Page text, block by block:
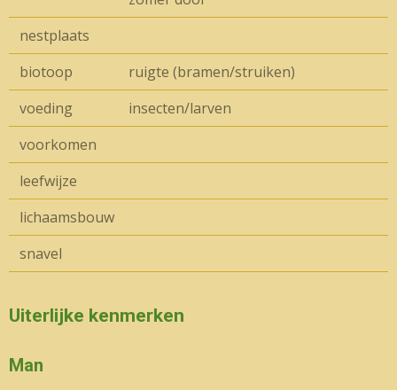
nestplaats
biotoop
ruigte (bramen/struiken)
voeding
insecten/larven
voorkomen
leefwijze
lichaamsbouw
snavel
Uiterlijke kenmerken
Man